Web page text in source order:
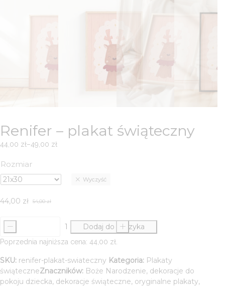
Renifer – plakat świąteczny
44,00 zł–49,00 zł
Zakres
44,00 zł
49,00 zł
Rozmiar
Wyczyść
54,00zł
Pierwotna
wynosiła:
54,00 zł.
44,00 zł
Aktualna
wynosi:
44,00 zł.
ilość
Renifer
plakat
świąteczny
- +
Dodaj do koszyka
Poprzednia najniższa cena: 44,00 zł
SKU: renifer-plakat-swiateczny Kategoria: Plakaty
świąteczneZnaczników: Boże Narodzenie, dekoracje do
pokoju dziecka, dekoracje świąteczne, oryginalne plakaty,